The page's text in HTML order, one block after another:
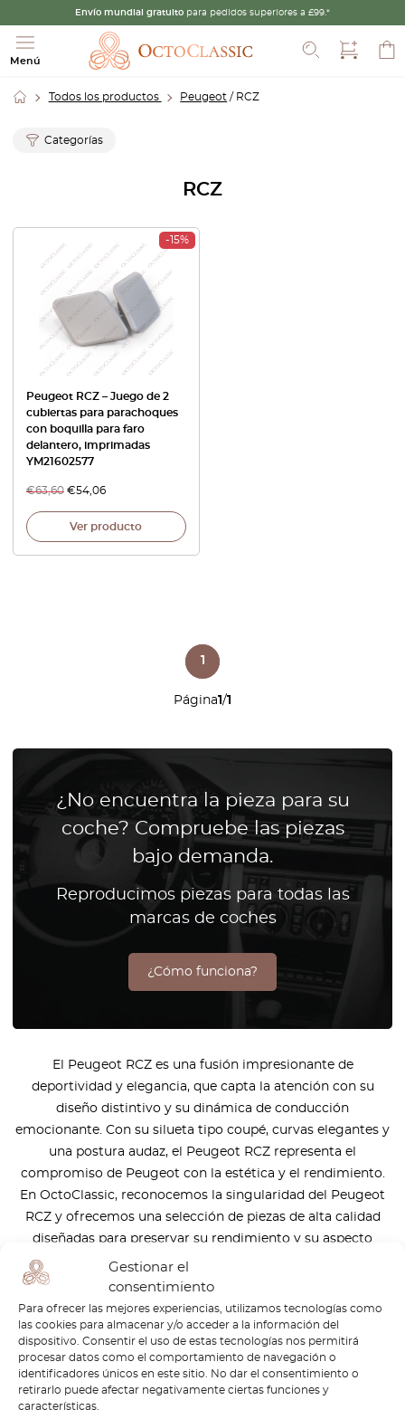
Gestionar el
consentimiento
Para ofrecer las mejores experiencias, utilizamos tecnologías como
las cookies para almacenar y/o acceder a la información del
dispositivo. Consentir el uso de estas tecnologías nos permitirá
procesar datos como el comportamiento de navegación o
identificadores únicos en este sitio. No dar el consentimiento o
retirarlo puede afectar negativamente ciertas funciones y
características.
Envío mundial gratuito para pedidos superiores a £99.*
Menú
Todos los productos Peugeot / RCZ
Categorías
RCZ
-15%
Peugeot RCZ – Juego de 2
cubiertas para parachoques
con boquilla para faro
delantero, imprimadas
YM21602577
€63,60 €54,06
Ver producto
Página1/1
1
¿No encuentra la pieza para su
coche? Compruebe las piezas
bajo demanda.
Reproducimos piezas para todas las
marcas de coches
¿Cómo funciona?
El Peugeot RCZ es una fusión impresionante de
deportividad y elegancia, que capta la atención con su
diseño distintivo y su dinámica de conducción
emocionante. Con su silueta tipo coupé, curvas elegantes y
una postura audaz, el Peugeot RCZ representa el
compromiso de Peugeot con la estética y el rendimiento.
En OctoClassic, reconocemos la singularidad del Peugeot
RCZ y ofrecemos una selección de piezas de alta calidad
diseñadas para preservar su rendimiento y su aspecto
imponente. Ya sea para realizar mantenimiento rutinario o
restaurar tu Peugeot RCZ a su estado original, nuestros
componentes están diseñados para mantener tu coche en
su mejor forma. Con un enfoque en la precisión y la
durabilidad, las piezas de OctoClassic contribuyen al
carácter excepcional de tu Peugeot RCZ. Descubre nuestra
colección hoy mismo y mantén tu Peugeot RCZ en